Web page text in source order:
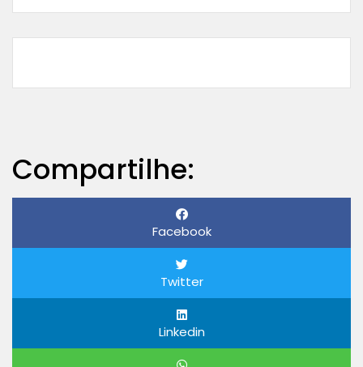
Compartilhe:
Facebook
Twitter
Linkedin